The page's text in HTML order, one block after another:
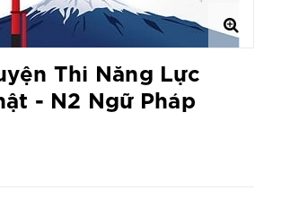
Thi Năng Lực
- N2 Ngữ Pháp